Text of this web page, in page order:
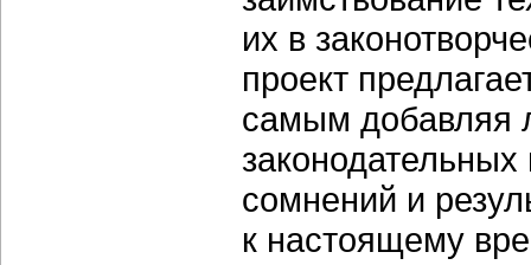
их в
проект
самым добавляя
сомнений и
к настоящему